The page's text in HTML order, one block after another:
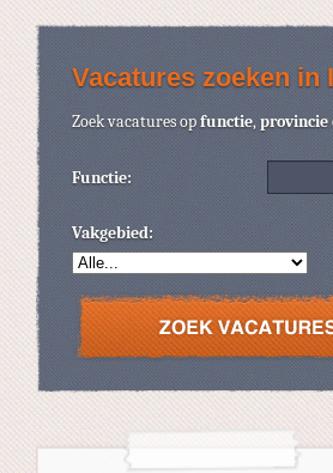
Vacatures zoeken in
Zoek vacatures opfunctie,provincie
Functie:
Vakgebied: